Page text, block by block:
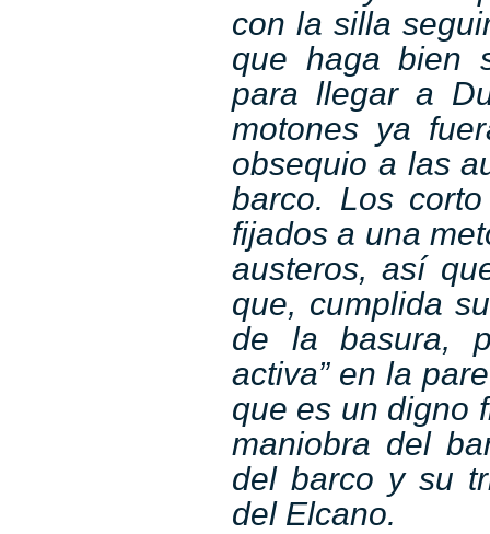
con la silla
que haga bien
para llegar a
motones ya
obsequio a las
barco. Los
fijados a una
austeros, así
que, cumplida
de la basura,
activa” en la
que es un digno
maniobra del
del barco y su
del Elcano.